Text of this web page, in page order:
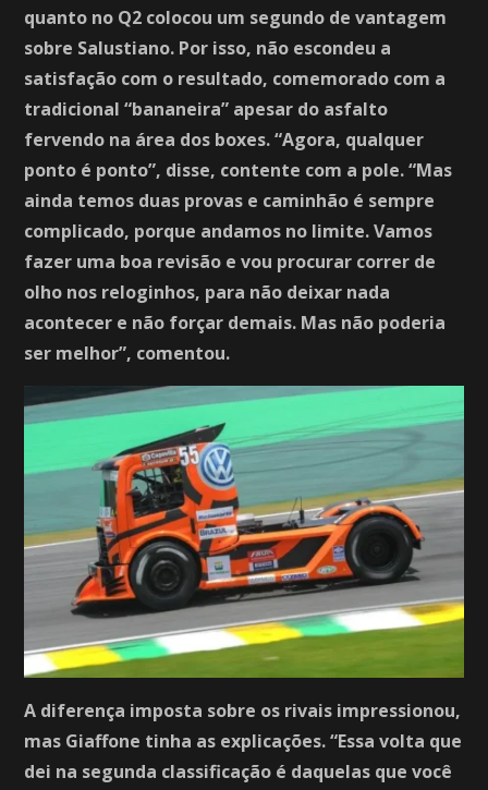
quanto no Q2 colocou um segundo de vantagem
sobre Salustiano. Por isso, não escondeu a
satisfação com o resultado, comemorado com a
tradicional “bananeira” apesar do asfalto
fervendo na área dos boxes. “Agora, qualquer
ponto é ponto”, disse, contente com a pole. “Mas
ainda temos duas provas e caminhão é sempre
complicado, porque andamos no limite. Vamos
fazer uma boa revisão e vou procurar correr de
olho nos reloginhos, para não deixar nada
acontecer e não forçar demais. Mas não poderia
ser melhor”, comentou.
A diferença imposta sobre os rivais impressionou,
mas Giaffone tinha as explicações. “Essa volta que
dei na segunda classificação é daquelas que você